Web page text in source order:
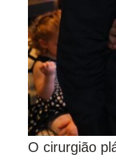
O cirurgião